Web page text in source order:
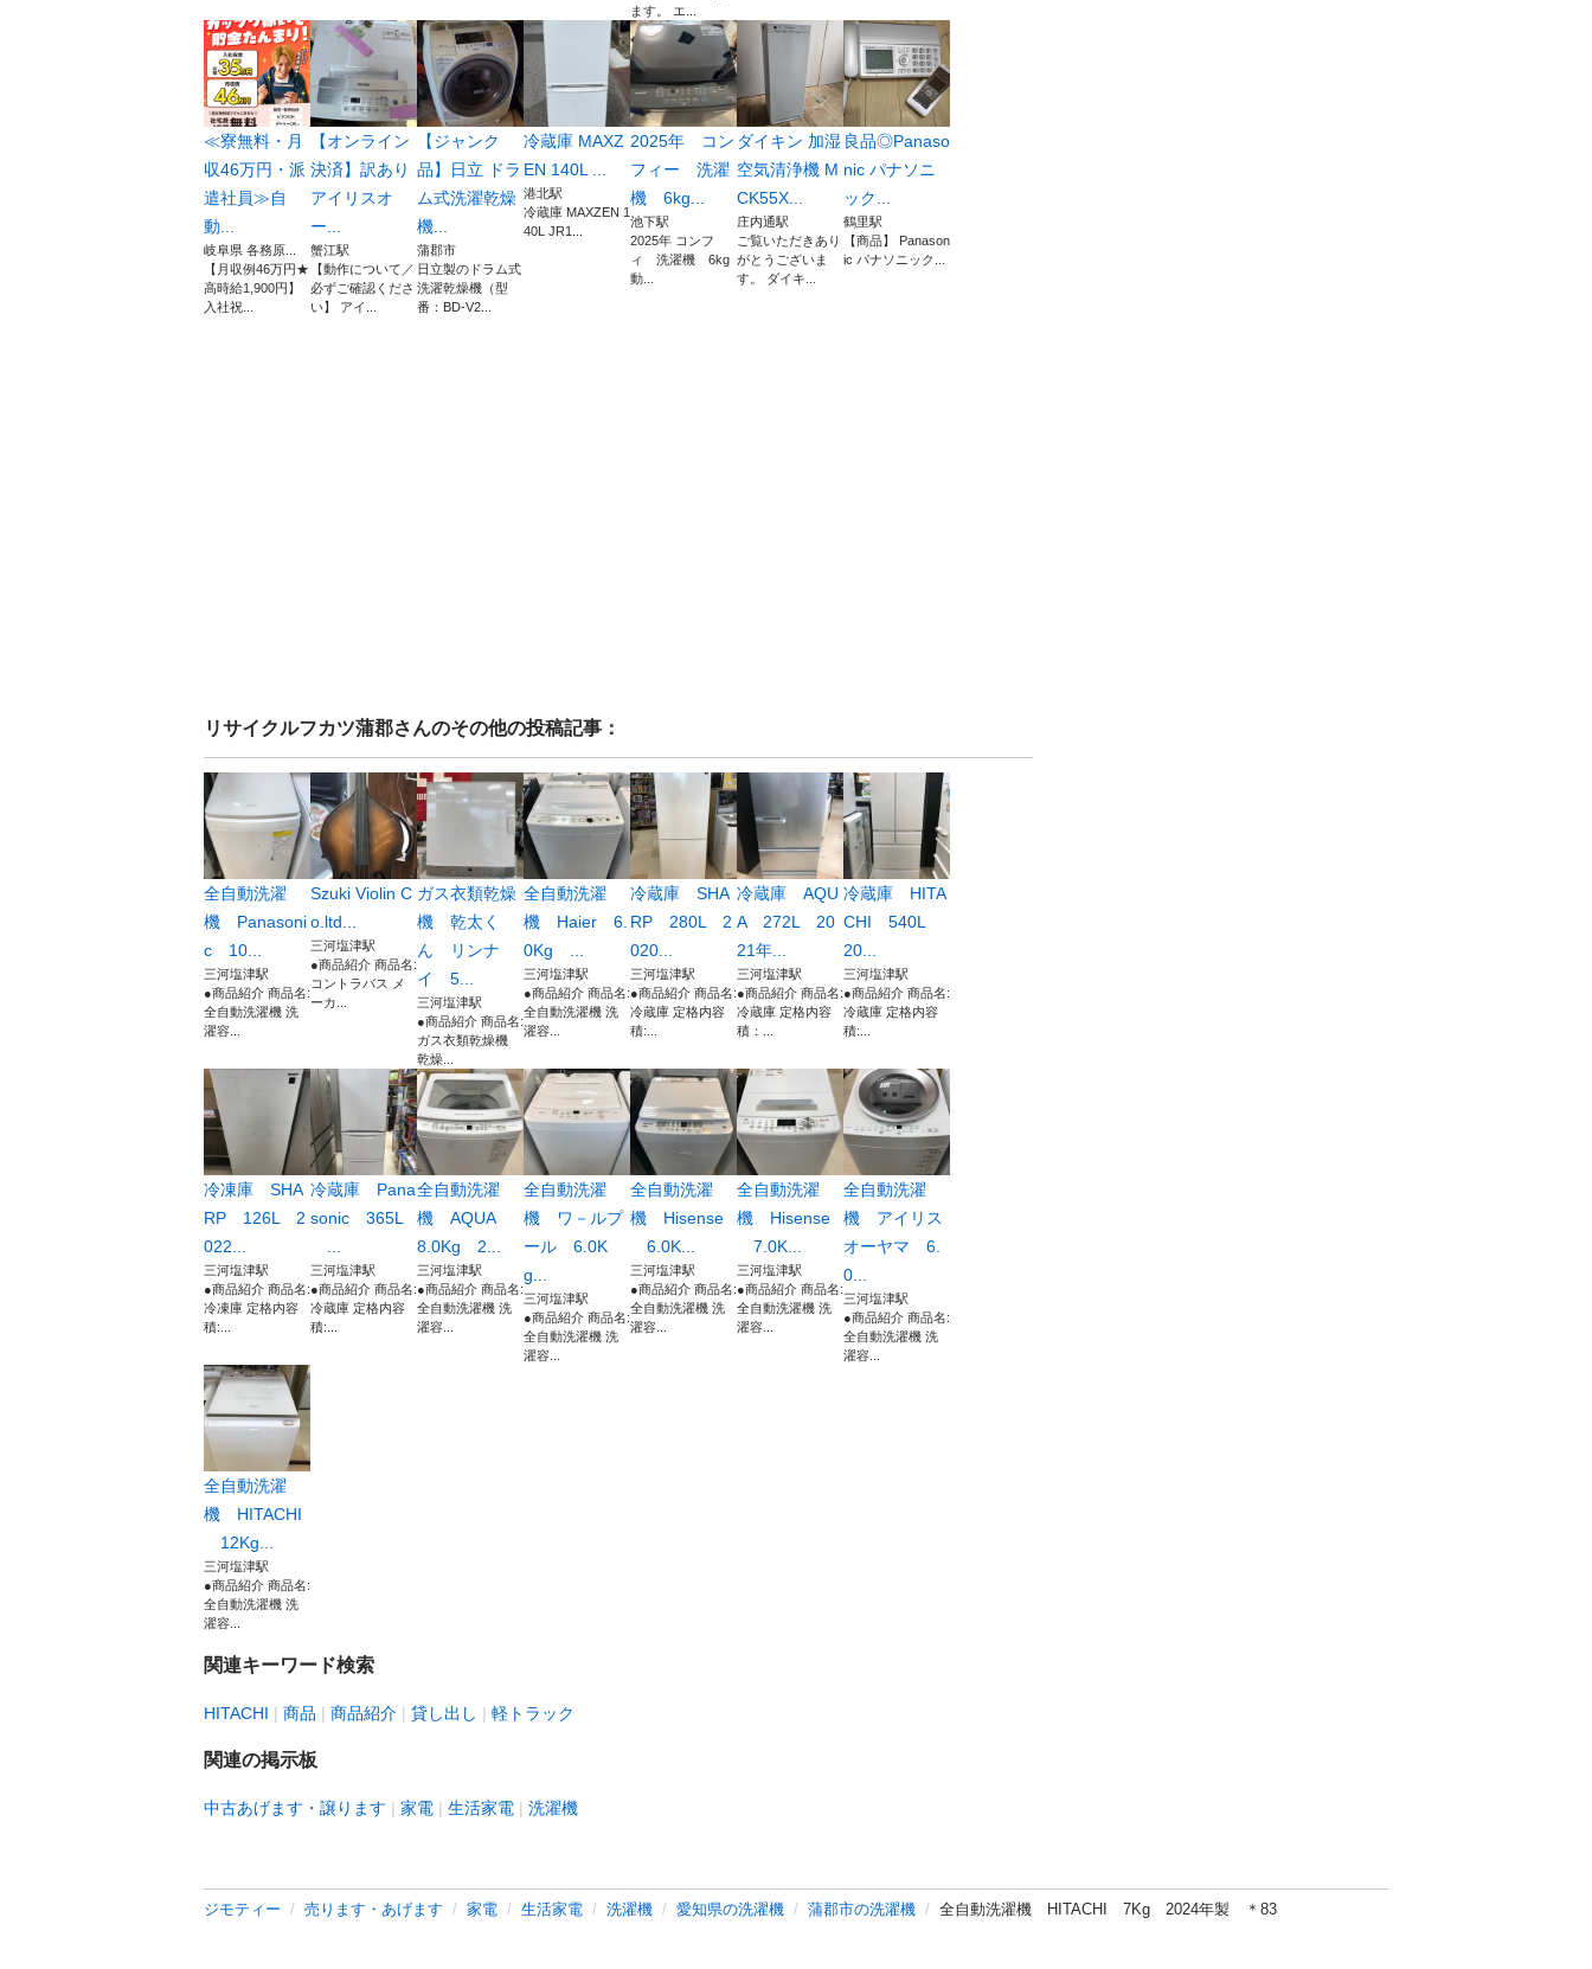
ます。 エ...
≪寮無料・月
収46万円・派
遣社員≫自
動...
岐阜県 各務原...
【月収例46万円★
高時給1,900円】
入社祝...
【オンライン
決済】訳あり
アイリスオ
ー...
蟹江駅
【動作について／
必ずご確認くださ
い】 アイ...
【ジャンク
品】日立 ドラ
ム式洗濯乾燥
機...
蒲郡市
日立製のドラム式
洗濯乾燥機（型
番：BD-V2...
冷蔵庫 MAXZ
EN 140L ...
港北駅
冷蔵庫 MAXZEN 1
40L JR1...
2025年 コン
フィー 洗濯
機 6kg...
池下駅
2025年 コンフ
ィ 洗濯機 6kg
動...
ダイキン 加湿
空気清浄機 M
CK55X...
庄内通駅
ご覧いただきあり
がとうございま
す。 ダイキ...
良品◎Panaso
nic パナソニ
ック...
鶴里駅
【商品】 Panason
ic パナソニック...
リサイクルフカツ蒲郡さんのその他の投稿記事：
全自動洗濯
機 Panasoni
c 10...
三河塩津駅
●商品紹介 商品名:
全自動洗濯機 洗
濯容...
Szuki Violin C
o.ltd...
三河塩津駅
●商品紹介 商品名:
コントラバス メ
ーカ...
ガス衣類乾燥
機 乾太く
ん リンナ
イ 5...
三河塩津駅
●商品紹介 商品名:
ガス衣類乾燥機
乾燥...
全自動洗濯
機 Haier 6.
0Kg ...
三河塩津駅
●商品紹介 商品名:
全自動洗濯機 洗
濯容...
冷蔵庫 SHA
RP 280L 2
020...
三河塩津駅
●商品紹介 商品名:
冷蔵庫 定格内容
積:...
冷蔵庫 AQU
A 272L 20
21年...
三河塩津駅
●商品紹介 商品名:
冷蔵庫 定格内容
積：...
冷蔵庫 HITA
CHI 540L
20...
三河塩津駅
●商品紹介 商品名:
冷蔵庫 定格内容
積:...
冷凍庫 SHA
RP 126L 2
022...
三河塩津駅
●商品紹介 商品名:
冷凍庫 定格内容
積:...
冷蔵庫 Pana
sonic 365L
三河塩津駅
●商品紹介 商品名:
冷蔵庫 定格内容
積:...
全自動洗濯
機 AQUA
8.0Kg 2...
三河塩津駅
●商品紹介 商品名:
全自動洗濯機 洗
濯容...
全自動洗濯
機 ワ－ルプ
ール 6.0K
g...
三河塩津駅
●商品紹介 商品名:
全自動洗濯機 洗
濯容...
全自動洗濯
機 Hisense
6.0K...
三河塩津駅
●商品紹介 商品名:
全自動洗濯機 洗
濯容...
全自動洗濯
機 Hisense
7.0K...
三河塩津駅
●商品紹介 商品名:
全自動洗濯機 洗
濯容...
全自動洗濯
機 アイリス
オーヤマ 6.
0...
三河塩津駅
●商品紹介 商品名:
全自動洗濯機 洗
濯容...
全自動洗濯
機 HITACHI
12Kg...
三河塩津駅
●商品紹介 商品名:
全自動洗濯機 洗
濯容...
関連キーワード検索
HITACHI 商品 商品紹介 貸し出し 軽トラック
関連の掲示板
中古あげます・譲ります 家電 生活家電 洗濯機
ジモティー 売ります・あげます 家電 生活家電 洗濯機 愛知県の洗濯機 蒲郡市の洗濯機 全自動洗濯機 HITACHI 7Kg 2024年製 ＊83